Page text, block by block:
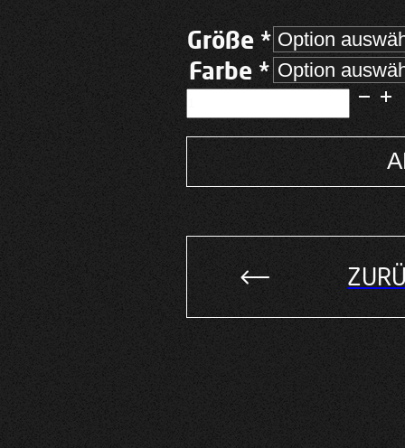
Größe *
Farbe *
Darkside: